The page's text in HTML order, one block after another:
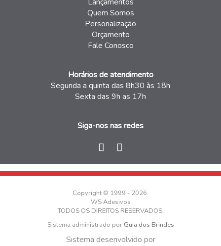
Quem Somos
Personalização
Orçamento
Fale Conosco
Horários de atendimento
Segunda a quinta das 8h30 às 18h
Sexta das 9h as 17h
Siga-nos nas redes
Copyright © 1999 - 2026.
WS Adesivos
TODOS OS DIREITOS RESERVADOS.
Sistema administrado por Guia dos Brindes
Sistema desenvolvido por